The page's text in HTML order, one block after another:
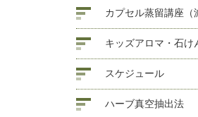
カプセル蒸留講座（
キッズアロマ・石け
スケジュール
ハーブ真空抽出法